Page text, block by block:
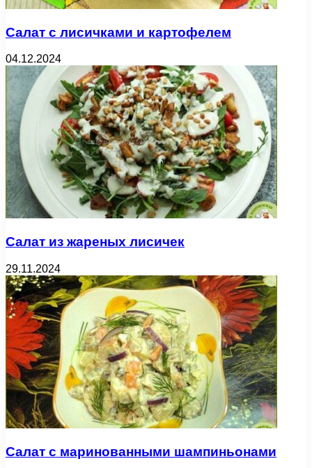
Салат с лисичками и картофелем
04.12.2024
Салат из жареных лисичек
29.11.2024
Салат с маринованными шампиньонами